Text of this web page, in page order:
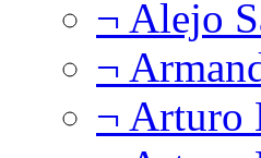
¬ Alejo
¬
¬ Arturo